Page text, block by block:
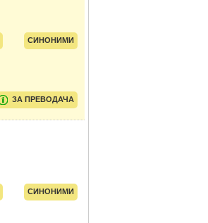
СИНОНИМИ
ЗА ПРЕВОДАЧА
СИНОНИМИ